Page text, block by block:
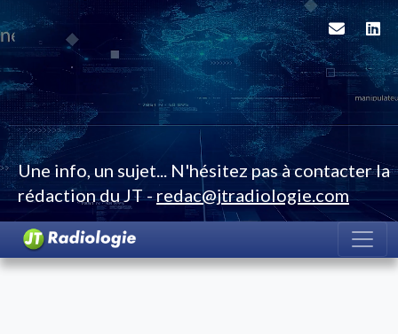
Une info, un sujet... N'hésitez pas à contacter la
rédaction du JT -redac@jtradiologie.com